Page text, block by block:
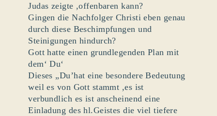
Judas zeigte ,offenbaren kann?
Gingen die Nachfolger Christi eben genau
durch diese Beschimpfungen und
Steinigungen hindurch?
Gott hatte einen grundlegenden Plan mit
dem‘ Du‘
Dieses „Du’hat eine besondere Bedeutung
weil es von Gott stammt ,es ist
verbundlich es ist anscheinend eine
Einladung des hl.Geistes die viel tiefere